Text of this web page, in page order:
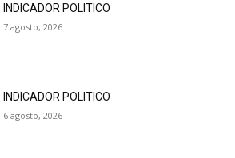
INDICADOR POLITICO
7 agosto, 2026
INDICADOR POLITICO
6 agosto, 2026